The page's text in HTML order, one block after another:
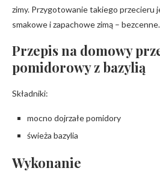
zimy. Przygotowanie takiego przecieru
smakowe i zapachowe zimą – bezcenne.
Przepis na domowy
pomidorowy z bazylią
Składniki:
mocno dojrzałe pomidory
świeża bazylia
Wykonanie